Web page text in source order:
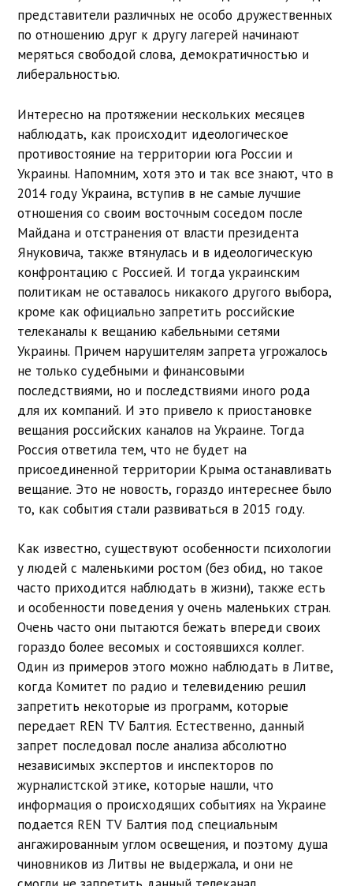
представители различных не особо дружественных
по отношению друг к другу лагерей начинают
меряться свободой слова, демократичностью и
либеральностью.
Интересно на протяжении нескольких месяцев
наблюдать, как происходит идеологическое
противостояние на территории юга России и
Украины. Напомним, хотя это и так все знают, что в
2014 году Украина, вступив в не самые лучшие
отношения со своим восточным соседом после
Майдана и отстранения от власти президента
Януковича, также втянулась и в идеологическую
конфронтацию с Россией. И тогда украинским
политикам не оставалось никакого другого выбора,
кроме как официально запретить российские
телеканалы к вещанию кабельными сетями
Украины. Причем нарушителям запрета угрожалось
не только судебными и финансовыми
последствиями, но и последствиями иного рода
для их компаний. И это привело к приостановке
вещания российских каналов на Украине. Тогда
Россия ответила тем, что не будет на
присоединенной территории Крыма останавливать
вещание. Это не новость, гораздо интереснее было
то, как события стали развиваться в 2015 году.
Как известно, существуют особенности психологии
у людей с маленькими ростом (без обид, но такое
часто приходится наблюдать в жизни), также есть
и особенности поведения у очень маленьких стран.
Очень часто они пытаются бежать впереди своих
гораздо более весомых и состоявшихся коллег.
Один из примеров этого можно наблюдать в Литве,
когда Комитет по радио и телевидению решил
запретить некоторые из программ, которые
передает REN TV Балтия. Естественно, данный
запрет последовал после анализа абсолютно
независимых экспертов и инспекторов по
журналистской этике, которые нашли, что
информация о происходящих событиях на Украине
подается REN TV Балтия под специальным
ангажированным углом освещения, и поэтому душа
чиновников из Литвы не выдержала, и они не